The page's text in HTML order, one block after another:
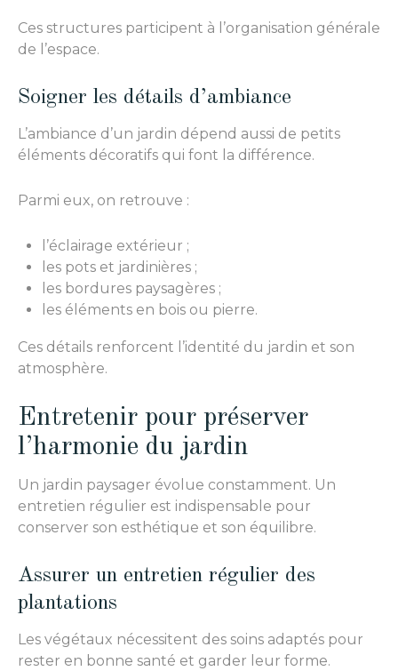
Ces structures participent à l’organisation générale
de l’espace.
Soigner les détails d’ambiance
L’ambiance d’un jardin dépend aussi de petits
éléments décoratifs qui font la différence.
Parmi eux, on retrouve :
l’éclairage extérieur ;
les pots et jardinières ;
les bordures paysagères ;
les éléments en bois ou pierre.
Ces détails renforcent l’identité du jardin et son
atmosphère.
Entretenir pour préserver
l’harmonie du jardin
Un jardin paysager évolue constamment. Un
entretien régulier est indispensable pour
conserver son esthétique et son équilibre.
Assurer un entretien régulier des
plantations
Les végétaux nécessitent des soins adaptés pour
rester en bonne santé et garder leur forme.